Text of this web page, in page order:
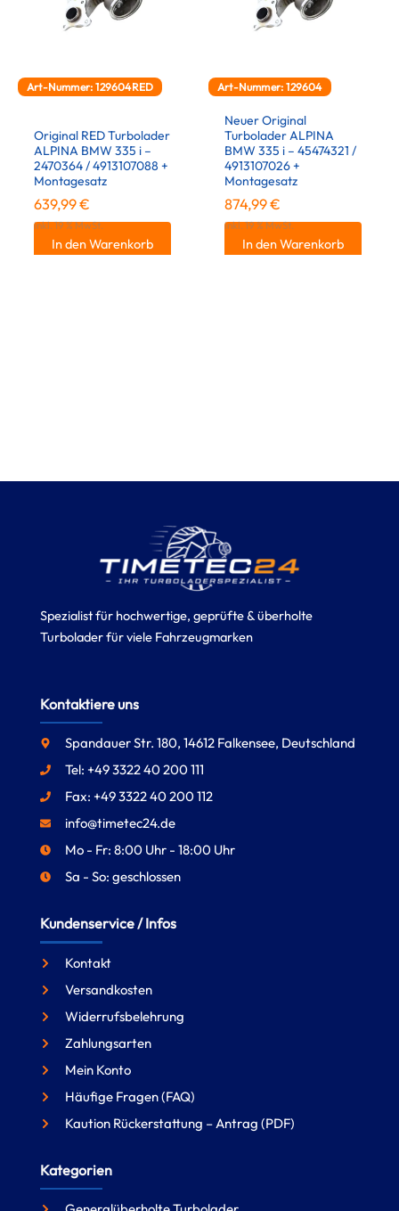
Art-Nummer: 129604RED
Original RED Turbolader
ALPINA BMW 335 i –
2470364 / 4913107088 +
Montagesatz
639,99€
inkl. 19 % MwSt.
In den Warenkorb
Art-Nummer: 129604
Neuer Original
Turbolader ALPINA
BMW 335 i – 45474321 /
4913107026 +
Montagesatz
874,99€
inkl. 19 % MwSt.
In den Warenkorb
Spezialist für hochwertige, geprüfte & überholte
Turbolader für viele Fahrzeugmarken
Kontaktiere uns
Spandauer Str. 180, 14612 Falkensee, Deutschland
Tel: +49 3322 40 200 111
Fax: +49 3322 40 200 112
info@timetec24.de
Mo - Fr: 8:00 Uhr - 18:00 Uhr
Sa - So: geschlossen
Kundenservice / Infos
Kontakt
Versandkosten
Widerrufsbelehrung
Zahlungsarten
Mein Konto
Häufige Fragen (FAQ)
Kaution Rückerstattung – Antrag (PDF)
Kategorien